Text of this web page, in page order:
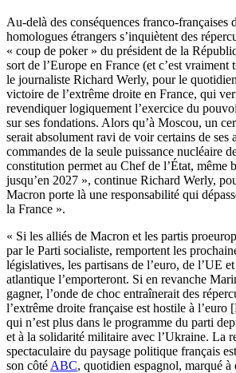
Au-delà des conséquences franco-françaises
homologues étrangers s’inquiètent des
« coup de poker » du président de la
sort de l’Europe en France (et c’est vraiment
le journaliste Richard Werly, pour le
victoire de l’extrême droite en France, qui
revendiquer logiquement l’exercice du
sur ses fondations. Alors qu’à Moscou, un
serait absolument ravi de voir certains de ses
commandes de la seule puissance nucléaire
constitution permet au Chef de l’État, même
jusqu’en 2027 », continue Richard Werly,
Macron porte là une responsabilité qui
la France ».
« Si les alliés de Macron et les partis
par le Parti socialiste, remportent les
législatives, les partisans de l’euro, de l’UE
atlantique l’emporteront. Si en revanche
gagner, l’onde de choc entraînerait des
l’extrême droite française est hostile à
qui n’est plus dans le programme du parti
et à la solidarité militaire avec l’Ukraine. La
spectaculaire du paysage politique français
son côté ABC, quotidien espagnol, marqué à